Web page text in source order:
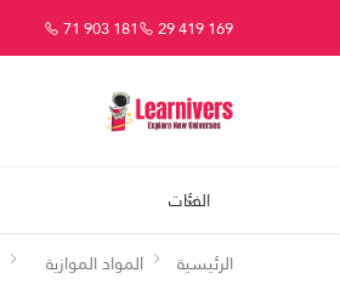
29 419 169
71 903 181
الفئات
الرئيسية
المواد الموازية